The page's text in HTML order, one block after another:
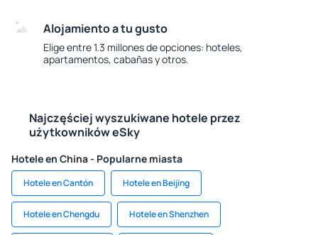
Alojamiento a tu gusto
Elige entre 1.3 millones de opciones: hoteles,
apartamentos, cabañas y otros.
Najczęściej wyszukiwane hotele przez
użytkowników eSky
Hotele en China - Popularne miasta
Hotele en Cantón Hotele en Beijing
Hotele en Chengdu Hotele en Shenzhen